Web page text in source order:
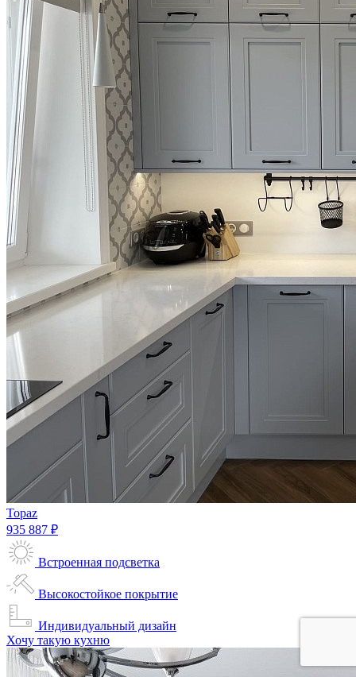
Topaz
935 887 ₽
Встроенная подсветка
Высокостойкое покрытие
Индивидуальный дизайн
Хочу такую кухню